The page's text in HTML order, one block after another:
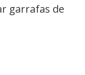
garrafas de